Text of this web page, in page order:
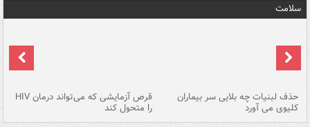
سلامت
حذف لبنیات چه بلایی سر بیماران
کلیوی می آورد
قرص آزمایشی که می‌تواند درمان HIV
را متحول کند